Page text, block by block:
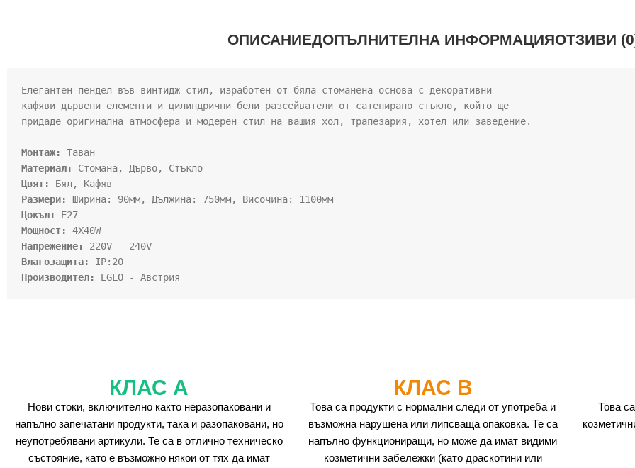
ОПИСАНИЕДОПЪЛНИТЕЛНА ИНФОРМАЦИЯОТЗИВИ
Елегантен пендел във винтидж стил, изработен от бяла стоманена основа с декоративни
кафяви дървени елементи и цилиндрични бели разсейватели от сатенирано стъкло, който ще
придаде оригинална атмосфера и модерен стил на вашия хол, трапезария, хотел или заведение.
Монтаж:
Материал:
Цвят:
Размери:
Цокъл:
Мощност:
Напрежение:
Влагозащита:
Производител:
EGLO - Австрия
КЛАС А
Нови стоки, включително както неразопаковани и
напълно запечатани продукти, така и разопаковани, но
неупотребявани артикули. Те са в отлично техническо
състояние, като е възможно някои от тях да имат
КЛАС B
Това са продукти с нормални следи от употреба и
възможна нарушена или липсваща опаковка. Те са
напълно функциониращи, но може да имат видими
козметични забележки (като драскотини или
Това